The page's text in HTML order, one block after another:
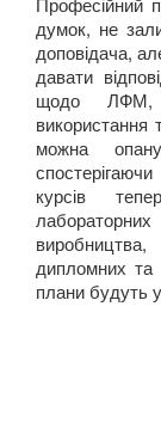
думок, не
доповідача,
давати
щодо ЛФМ,
використання
можна
курсів
дипломних та
плани будуть